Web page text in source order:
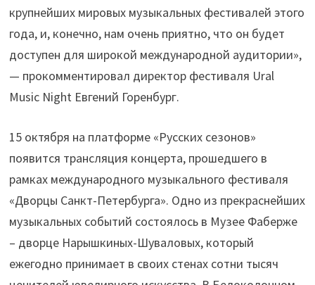
крупнейших мировых музыкальных фестивалей этого
года, и, конечно, нам очень приятно, что он будет
доступен для широкой международной аудитории»,
— прокомментировал директор фестиваля Ural
Music Night Евгений Горенбург.
15 октября на платформе «Русских сезонов»
появится трансляция концерта, прошедшего в
рамках международного музыкального фестиваля
«Дворцы Санкт-Петербурга». Одно из прекраснейших
музыкальных событий состоялось в Музее Фаберже
– дворце Нарышкиных-Шуваловых, который
ежегодно принимает в своих стенах сотни тысяч